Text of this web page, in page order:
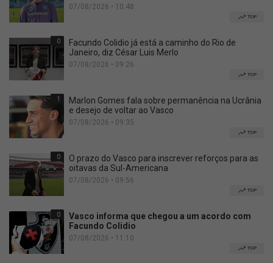
07/08/2026 • 10:48
TOP
0
Facundo Colidio já está a caminho do Rio de
Janeiro, diz César Luis Merlo
07/08/2026 • 09:26
TOP
1
Marlon Gomes fala sobre permanência na Ucrânia
e desejo de voltar ao Vasco
07/08/2026 • 09:35
TOP
0
O prazo do Vasco para inscrever reforços para as
oitavas da Sul-Americana
07/08/2026 • 09:56
TOP
0
Vasco informa que chegou a um acordo com
Facundo Colidio
07/08/2026 • 11:10
TOP